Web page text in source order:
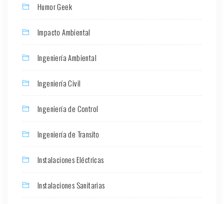
Humor Geek
Impacto Ambiental
Ingeniería Ambiental
Ingeniería Civil
Ingeniería de Control
Ingeniería de Transito
Instalaciones Eléctricas
Instalaciones Sanitarias